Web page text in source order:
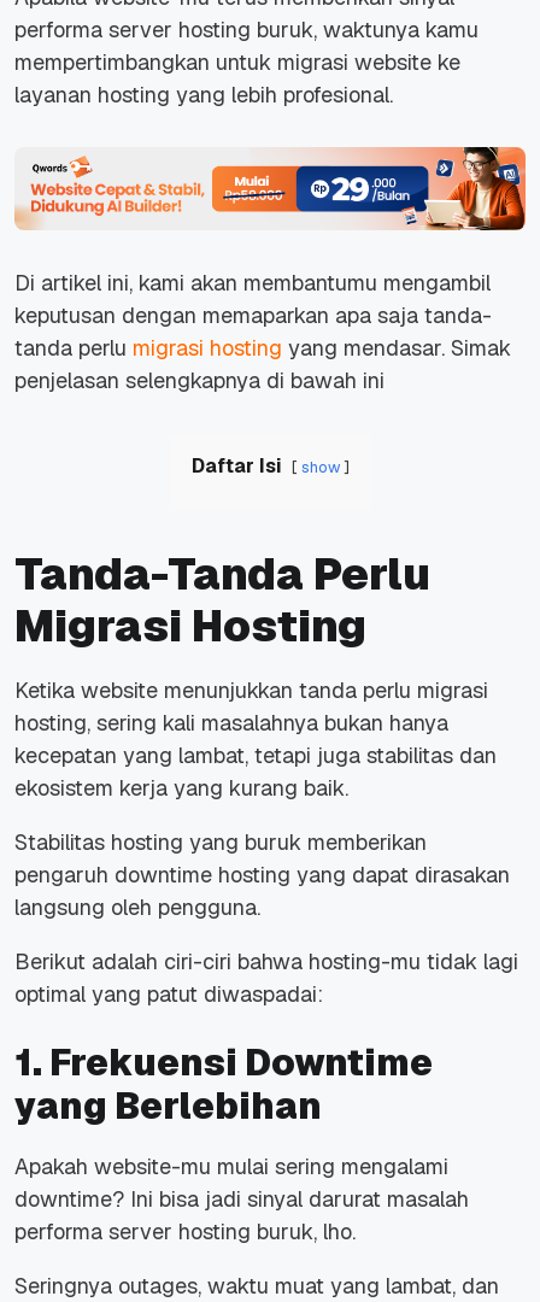
performa server hosting buruk, waktunya kamu
mempertimbangkan untuk migrasi website ke
layanan hosting yang lebih profesional.
Di artikel ini, kami akan membantumu mengambil
keputusan dengan memaparkan apa saja tanda-
tanda perlu migrasi hosting yang mendasar. Simak
penjelasan selengkapnya di bawah ini
Daftar Isi show
Tanda-Tanda Perlu
Migrasi Hosting
Ketika website menunjukkan tanda perlu migrasi
hosting, sering kali masalahnya bukan hanya
kecepatan yang lambat, tetapi juga stabilitas dan
ekosistem kerja yang kurang baik.
Stabilitas hosting yang buruk memberikan
pengaruh downtime hosting yang dapat dirasakan
langsung oleh pengguna.
Berikut adalah ciri-ciri bahwa hosting-mu tidak lagi
optimal yang patut diwaspadai:
1. Frekuensi Downtime
yang Berlebihan
Apakah website-mu mulai sering mengalami
downtime? Ini bisa jadi sinyal darurat masalah
performa server hosting buruk, lho.
Seringnya outages, waktu muat yang lambat, dan